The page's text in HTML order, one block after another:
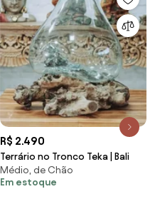
R$ 2.490
Terrário no Tronco Teka | Bali
Médio, de Chão
Em estoque